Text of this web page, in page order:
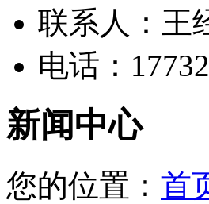
联系人：王
电话：
新闻中心
您的位置： 首